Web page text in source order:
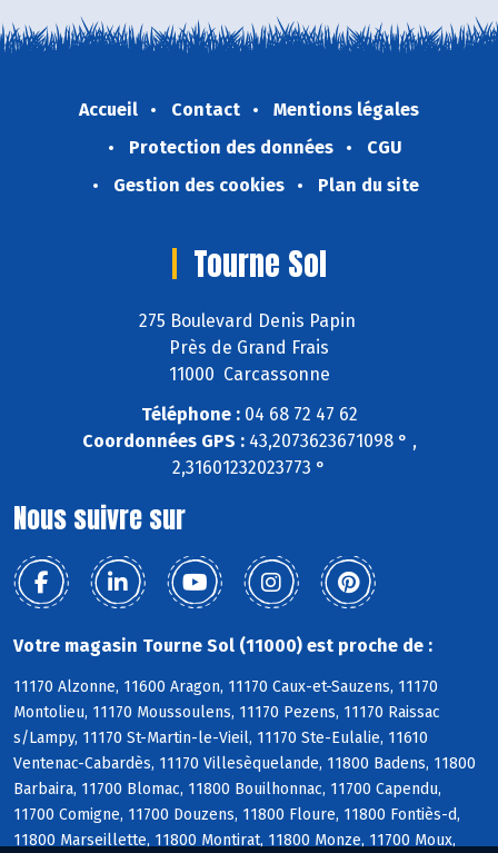
Accueil Contact
Mentions légales
Protection des données
CGU
Gestion des cookies
Plan du site
Tourne Sol
275 Boulevard Denis Papin
Près de Grand Frais
11000 Carcassonne
Téléphone :04 68 72 47 62
Coordonnées GPS :43,2073623671098 ° ,
2,31601232023773 °
Nous suivre sur
Votre magasin Tourne Sol (11000) est proche de :
11170 Alzonne, 11600 Aragon, 11170 Caux-et-Sauzens, 11170
Montolieu, 11170 Moussoulens, 11170 Pezens, 11170 Raissac
s/Lampy, 11170 St-Martin-le-Vieil, 11170 Ste-Eulalie, 11610
Ventenac-Cabardès, 11170 Villesèquelande, 11800 Badens, 11800
Barbaira, 11700 Blomac, 11800 Bouilhonnac, 11700 Capendu,
11700 Comigne, 11700 Douzens, 11800 Floure, 11800 Fontiès-d,
11800 Marseillette, 11800 Montirat, 11800 Monze, 11700 Moux,